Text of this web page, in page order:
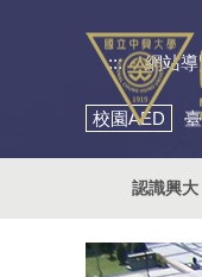
::: 網站導
校園AED
認識興大